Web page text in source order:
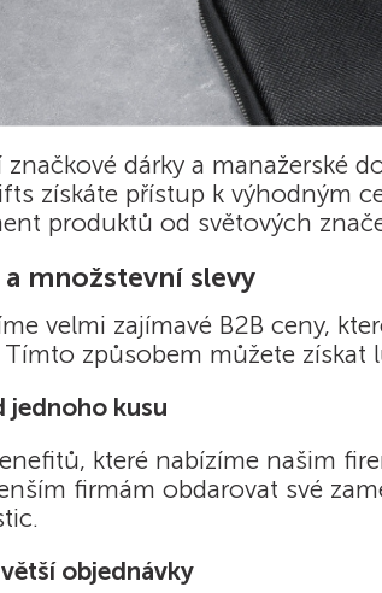
dárky a manažerské
získáte přístup k výhodným
produktů od světových
množstevní slevy
velmi zajímavé B2B ceny,
způsobem můžete získat
jednoho kusu
které nabízíme našim
firmám obdarovat své
objednávky